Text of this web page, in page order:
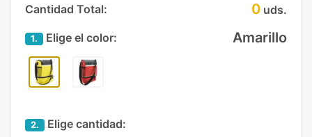
Cantidad Total: 0 uds.
1. Elige el color: Amarillo
2. Elige cantidad: